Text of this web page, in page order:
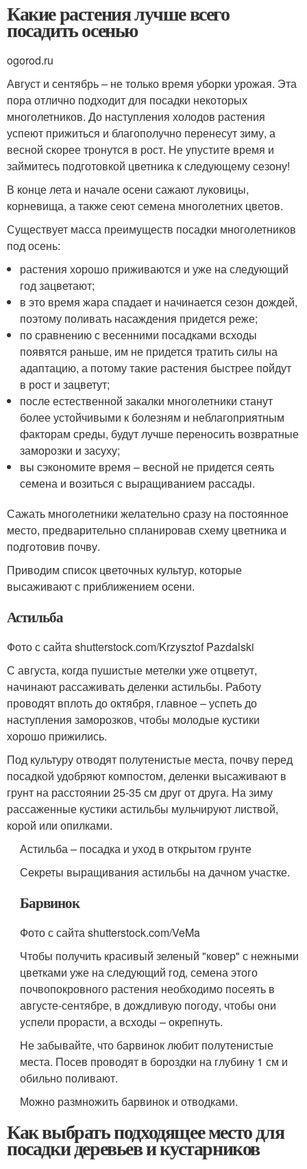
Какие растения лучше всего
посадить осенью
ogorod.ru
Август и сентябрь – не только время уборки урожая. Эта
пора отлично подходит для посадки некоторых
многолетников. До наступления холодов растения
успеют прижиться и благополучно перенесут зиму, а
весной скорее тронутся в рост. Не упустите время и
займитесь подготовкой цветника к следующему сезону!
В конце лета и начале осени сажают луковицы,
корневища, а также сеют семена многолетних цветов.
Существует масса преимуществ посадки многолетников
под осень:
растения хорошо приживаются и уже на следующий
год зацветают;
в это время жара спадает и начинается сезон дождей,
поэтому поливать насаждения придется реже;
по сравнению с весенними посадками всходы
появятся раньше, им не придется тратить силы на
адаптацию, а потому такие растения быстрее пойдут
в рост и зацветут;
после естественной закалки многолетники станут
более устойчивыми к болезням и неблагоприятным
факторам среды, будут лучше переносить возвратные
заморозки и засуху;
вы сэкономите время – весной не придется сеять
семена и возиться с выращиванием рассады.
Сажать многолетники желательно сразу на постоянное
место, предварительно спланировав схему цветника и
подготовив почву.
Приводим список цветочных культур, которые
высаживают с приближением осени.
Астильба
Фото с сайта shutterstock.com/Krzysztof Pazdalski
С августа, когда пушистые метелки уже отцветут,
начинают рассаживать деленки астильбы. Работу
проводят вплоть до октября, главное – успеть до
наступления заморозков, чтобы молодые кустики
хорошо прижились.
Под культуру отводят полутенистые места, почву перед
посадкой удобряют компостом, деленки высаживают в
грунт на расстоянии 25-35 см друг от друга. На зиму
рассаженные кустики астильбы мульчируют листвой,
корой или опилками.
Астильба – посадка и уход в открытом грунте
Секреты выращивания астильбы на дачном участке.
Барвинок
Фото с сайта shutterstock.com/VeMa
Чтобы получить красивый зеленый "ковер" с нежными
цветками уже на следующий год, семена этого
почвопокровного растения необходимо посеять в
августе-сентябре, в дождливую погоду, чтобы они
успели прорасти, а всходы – окрепнуть.
Не забывайте, что барвинок любит полутенистые
места. Посев проводят в бороздки на глубину 1 см и
обильно поливают.
Можно размножить барвинок и отводками.
Как выбрать подходящее место для
посадки деревьев и кустарников